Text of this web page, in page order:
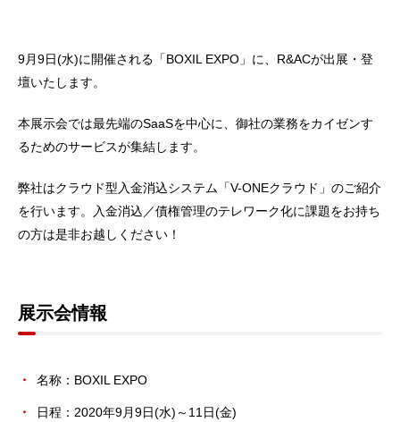
9月9日(水)に開催される「BOXIL EXPO」に、R&ACが出展・登
壇いたします。
本展示会では最先端のSaaSを中心に、御社の業務をカイゼンす
るためのサービスが集結します。
弊社はクラウド型入金消込システム「V-ONEクラウド」のご紹介
を行います。入金消込／債権管理のテレワーク化に課題をお持ち
の方は是非お越しください！
展示会情報
名称：BOXIL EXPO
日程：2020年9月9日(水)～11日(金)